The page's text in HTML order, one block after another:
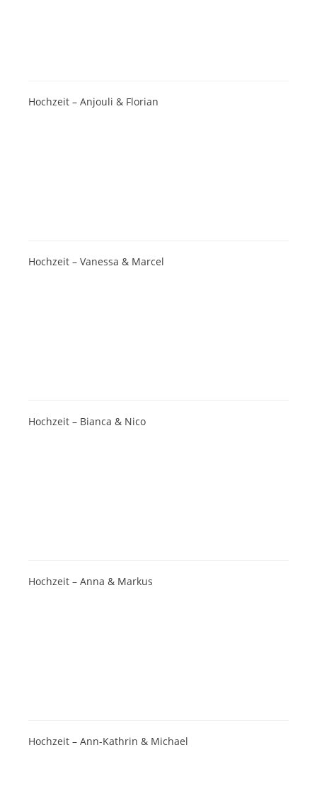
Hochzeit – Anjouli & Florian
Hochzeit – Vanessa & Marcel
Hochzeit – Bianca & Nico
Hochzeit – Anna & Markus
Hochzeit – Ann-Kathrin & Michael